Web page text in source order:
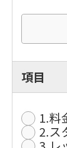
項目
1.料
2.ス